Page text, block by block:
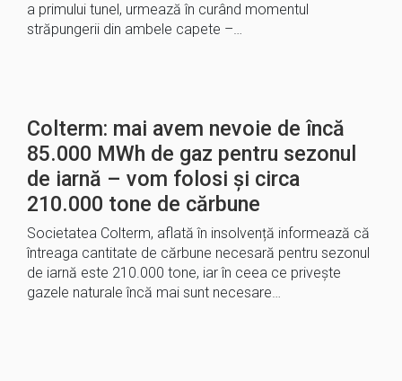
a primului tunel, urmează în curând momentul
străpungerii din ambele capete –…
Colterm: mai avem nevoie de încă
85.000 MWh de gaz pentru sezonul
de iarnă – vom folosi și circa
210.000 tone de cărbune
Societatea Colterm, aflată în insolvență informează că
întreaga cantitate de cărbune necesară pentru sezonul
de iarnă este 210.000 tone, iar în ceea ce privește
gazele naturale încă mai sunt necesare…